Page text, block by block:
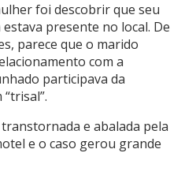
foi descobrir que seu
presente no local. De
parece que o marido
com a
participava da
e abalada pela
e o caso gerou grande